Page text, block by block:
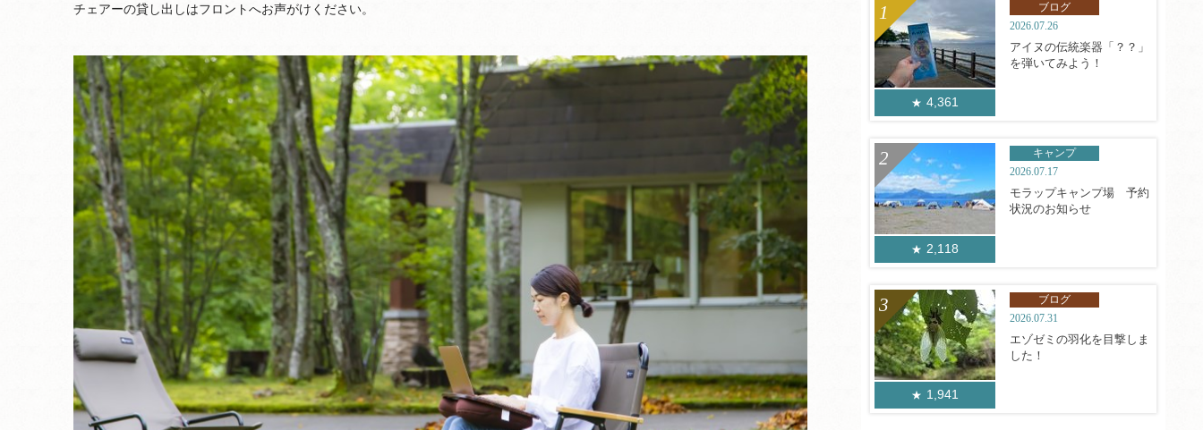
チェアーの貸し出しはフロントへお声がけください。
4,361
ブログ
2026.07.26
アイヌの伝統楽器「？？」
を弾いてみよう！
2,118
キャンプ
2026.07.17
モラップキャンプ場 予約
状況のお知らせ
1,941
ブログ
2026.07.31
エゾゼミの羽化を目撃しま
した！